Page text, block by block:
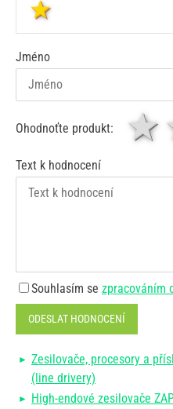
Jméno
Ohodnoťte produkt:
Text k hodnocení
Souhlasím se zpracováním
ODESLAT HODNOCENÍ
Zesilovače, procesory a
(line drivery)
High-endové zesilovače